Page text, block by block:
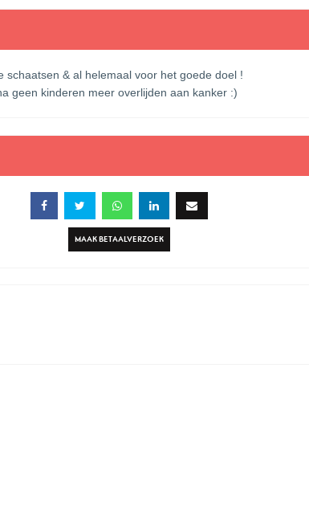
schaatsen & al helemaal voor het goede doel !
geen kinderen meer overlijden aan kanker :)
MAAK BETAALVERZOEK